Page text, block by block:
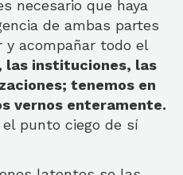
necesario que haya
de ambas partes
y acompañar todo el
las instituciones, las
tenemos en
vernos enteramente.
punto ciego de sí